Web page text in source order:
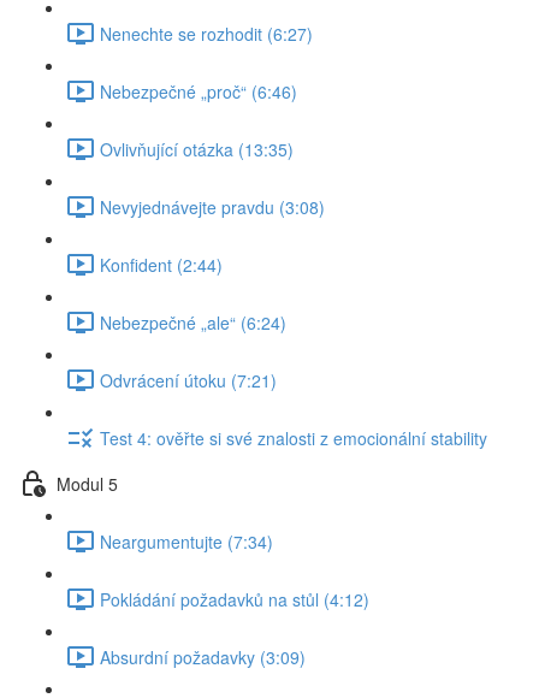
Nenechte se rozhodit (6:27)
Nebezpečné „proč“ (6:46)
Ovlivňující otázka (13:35)
Nevyjednávejte pravdu (3:08)
Konfident (2:44)
Nebezpečné „ale“ (6:24)
Odvrácení útoku (7:21)
Test 4: ověřte si své znalosti z emocionální stability
Modul 5
Neargumentujte (7:34)
Pokládání požadavků na stůl (4:12)
Absurdní požadavky (3:09)